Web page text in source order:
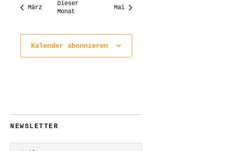
März
Dieser
Monat
Mai
Kalender abonnieren
NEWSLETTER